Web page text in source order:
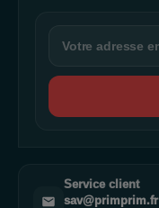
Service client
sav@primprim.fr